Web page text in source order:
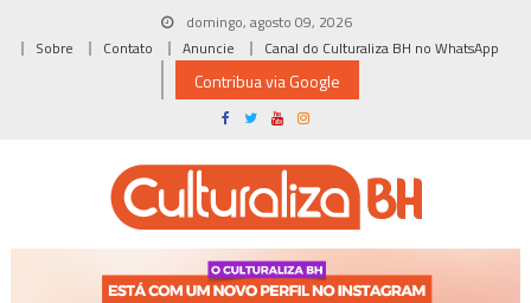
domingo, agosto 09, 2026
Sobre
Contato Anuncie Canal do Culturaliza BH no WhatsApp
Contribua via Google